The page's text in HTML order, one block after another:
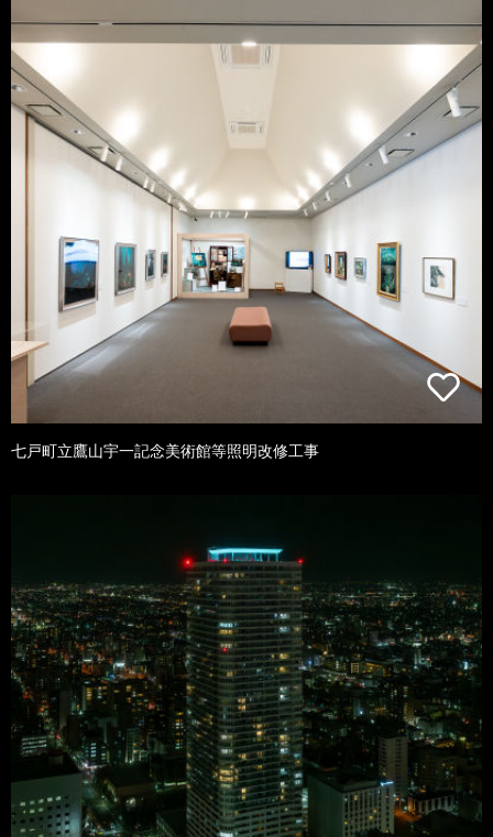
七戸町立鷹山宇一記念美術館等照明改修工事